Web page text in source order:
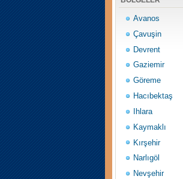
Avanos
Çavuşin
Devrent
Gaziemir
Göreme
Hacıbektaş
Ihlara
Kaymaklı
Kırşehir
Narlıgöl
Nevşehir